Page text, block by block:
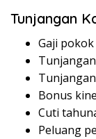
Tunjangan
Gaji pokok
Bonus
Cuti
Peluang